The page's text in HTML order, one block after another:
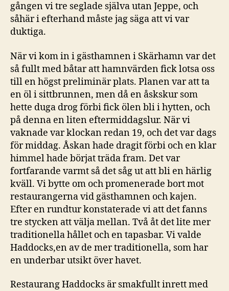
gången vi tre seglade själva utan Jeppe, och
såhär i efterhand måste jag säga att vi var
duktiga.
När vi kom in i gästhamnen i Skärhamn var det
så fullt med båtar att hamnvärden fick lotsa oss
till en högst preliminär plats. Planen var att ta
en öl i sittbrunnen, men då en åskskur som
hette duga drog förbi fick ölen bli i hytten, och
på denna en liten eftermiddagslur. När vi
vaknade var klockan redan 19, och det var dags
för middag. Åskan hade dragit förbi och en klar
himmel hade börjat träda fram. Det var
fortfarande varmt så det såg ut att bli en härlig
kväll. Vi bytte om och promenerade bort mot
restaurangerna vid gästhamnen och kajen.
Efter en rundtur konstaterade vi att det fanns
tre stycken att välja mellan. Två åt det lite mer
traditionella hållet och en tapasbar. Vi valde
Haddocks,en av de mer traditionella, som har
en underbar utsikt över havet.
Restaurang Haddocks är smakfullt inrett med